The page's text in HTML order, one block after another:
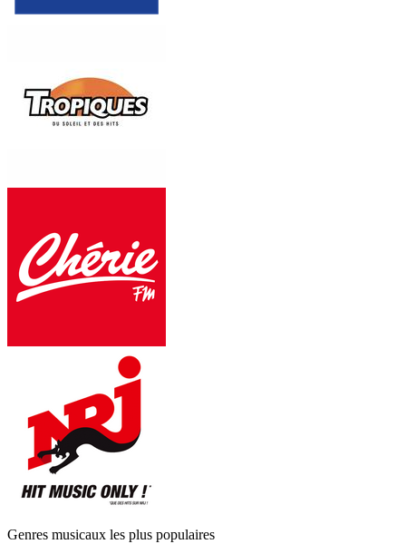
Genres musicaux les plus populaires